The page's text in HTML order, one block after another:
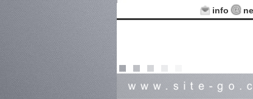
info